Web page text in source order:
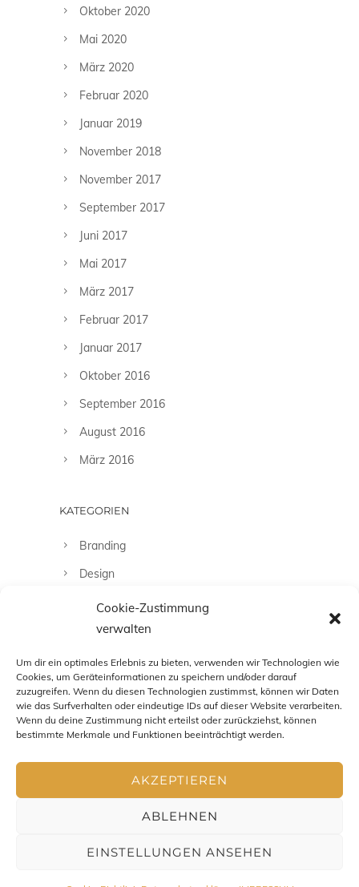
Cookie-Zustimmung
verwalten
Um dir ein optimales Erlebnis zu bieten, verwenden wir Technologien wie
Cookies, um Geräteinformationen zu speichern und/oder darauf
zuzugreifen. Wenn du diesen Technologien zustimmst, können wir Daten
wie das Surfverhalten oder eindeutige IDs auf dieser Website verarbeiten.
Wenn du deine Zustimmung nicht erteilst oder zurückziehst, können
bestimmte Merkmale und Funktionen beeinträchtigt werden.
AKZEPTIEREN
ABLEHNEN
EINSTELLUNGEN ANSEHEN
Oktober 2020
Mai 2020
März 2020
Februar 2020
Januar 2019
November 2018
November 2017
September 2017
Juni 2017
Mai 2017
März 2017
Februar 2017
Januar 2017
Oktober 2016
September 2016
August 2016
März 2016
KATEGORIEN
Branding
Design
Fashion
Fotografie
Uncategorized